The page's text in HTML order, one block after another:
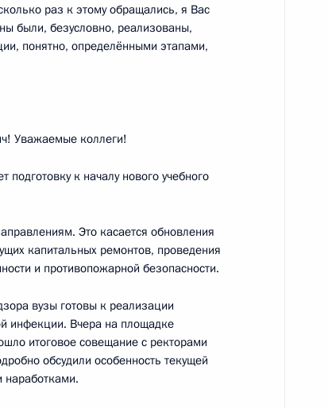
область, Ново-Огарёво
область, Ново-Огарёво
область, Ново-Огарёво
раз к этому обращались, я Вас
были, безусловно, реализованы,
понятно, определёнными этапами,
Уважаемые коллеги!
к началу нового учебного
Это касается обновления
капитальных ремонтов, проведения
и противопожарной безопасности.
вузы готовы к реализации
инфекции. Вчера на площадке
итоговое совещание с ректорами
обсудили особенность текущей
наработками.